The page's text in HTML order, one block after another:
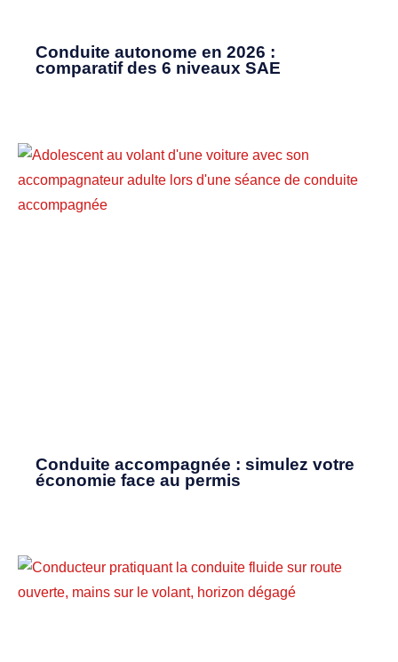
Conduite autonome en 2026 :
comparatif des 6 niveaux SAE
Conduite accompagnée : simulez votre
économie face au permis